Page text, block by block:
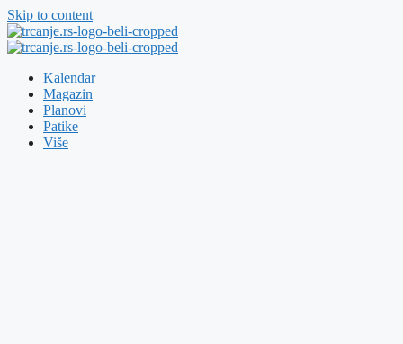
Skip to content
Kalendar
Magazin
Planovi
Patike
Više